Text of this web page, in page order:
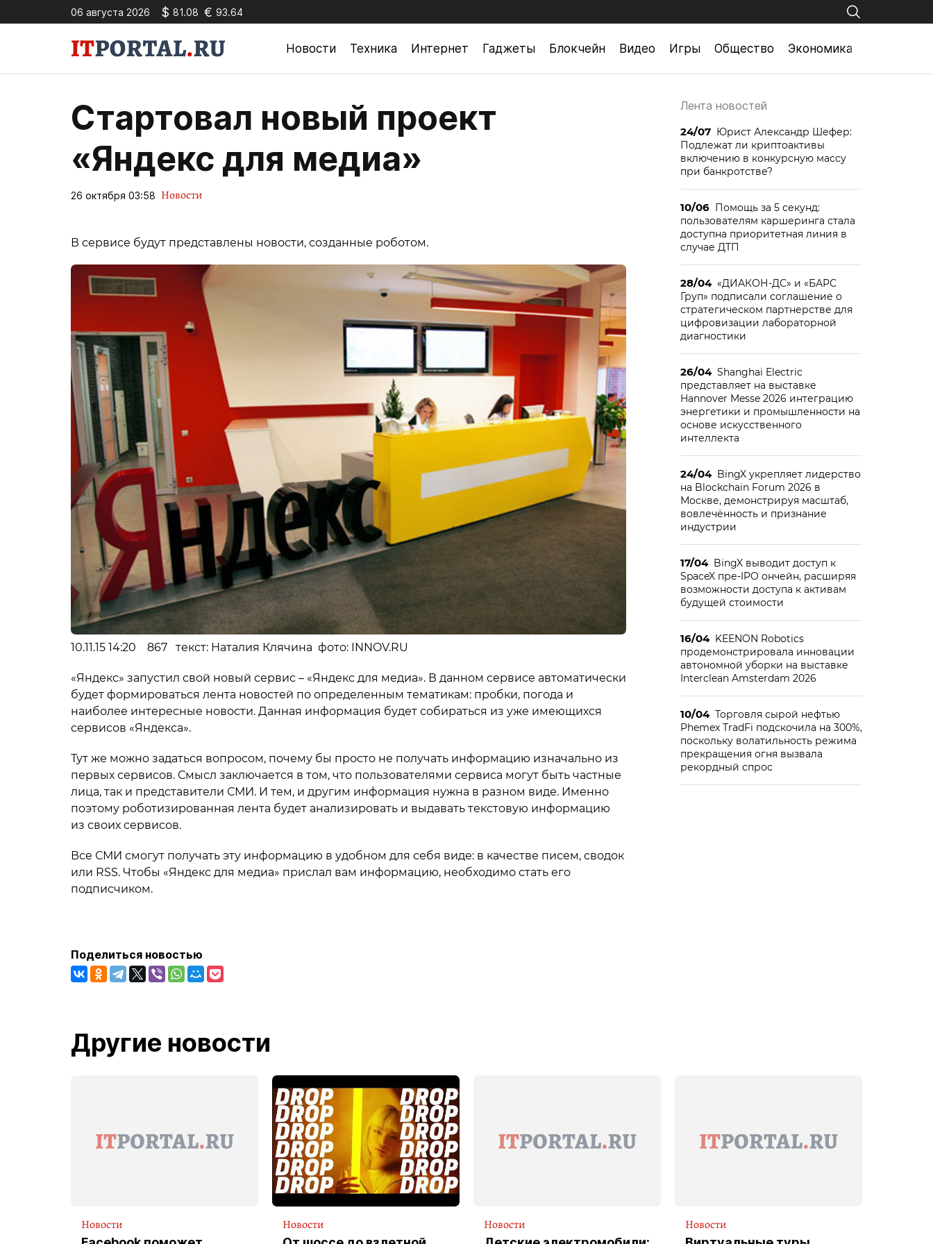
06 августа 2026 $ 81.08 € 93.64
Новости Техника Интернет Гаджеты Блокчейн Видео Игры Общество Экономика
Стартовал новый проект
«Яндекс для медиа»
26 октября 03:58 Новости
В сервисе будут представлены новости, созданные роботом.
10.11.15 14:20 867 текст: Наталия Клячина фото: INNOV.RU
«Яндекс» запустил свой новый сервис – «Яндекс для медиа». В данном сервисе автоматически
будет формироваться лента новостей по определенным тематикам: пробки, погода и
наиболее интересные новости. Данная информация будет собираться из уже имеющихся
сервисов «Яндекса».
Тут же можно задаться вопросом, почему бы просто не получать информацию изначально из
первых сервисов. Смысл заключается в том, что пользователями сервиса могут быть частные
лица, так и представители СМИ. И тем, и другим информация нужна в разном виде. Именно
поэтому роботизированная лента будет анализировать и выдавать текстовую информацию
из своих сервисов.
Все СМИ смогут получать эту информацию в удобном для себя виде: в качестве писем, сводок
или RSS. Чтобы «Яндекс для медиа» прислал вам информацию, необходимо стать его
подписчиком.
Поделиться новостью
Лента новостей
24/07 Юрист Александр Шефер:
Подлежат ли криптоактивы
включению в конкурсную массу
при банкротстве?
10/06 Помощь за 5 секунд:
пользователям каршеринга стала
доступна приоритетная линия в
случае ДТП
28/04 «ДИАКОН-ДС» и «БАРС
Груп» подписали соглашение о
стратегическом партнерстве для
цифровизации лабораторной
диагностики
26/04 Shanghai Electric
представляет на выставке
Hannover Messe 2026 интеграцию
энергетики и промышленности на
основе искусственного
интеллекта
24/04 BingX укрепляет лидерство
на Blockchain Forum 2026 в
Москве, демонстрируя масштаб,
вовлечённость и признание
индустрии
17/04 BingX выводит доступ к
SpaceX пре-IPO ончейн, расширяя
возможности доступа к активам
будущей стоимости
16/04 KEENON Robotics
продемонстрировала инновации
автономной уборки на выставке
Interclean Amsterdam 2026
10/04 Торговля сырой нефтью
Phemex TradFi подскочила на 300%,
поскольку волатильность режима
прекращения огня вызвала
рекордный спрос
Другие новости
Новости Новости Новости Новости